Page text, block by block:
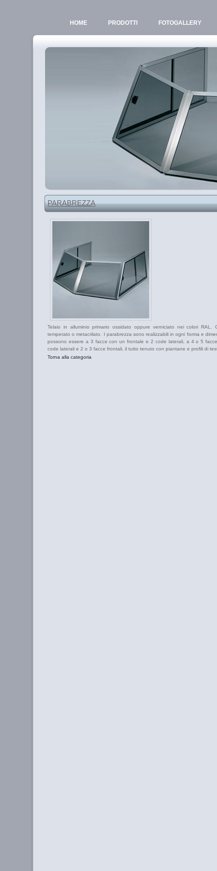
HOME PRODOTTI FOTOGALLERY
PARABREZZA
Telaio in alluminio primario ossidato oppure verniciato nei colori RAL.
temperato o metacrilato. I parabrezza sono realizzabili in ogni forma e
possono essere a 3 facce con un frontale e 2 code laterali, a 4 o 5
code laterali e 2 o 3 facce frontali, il tutto tenuto con piantane e profili di
Torna alla categoria